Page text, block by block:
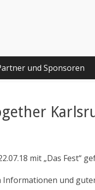
und
und Sponsoren
mit „Das Fest“
und